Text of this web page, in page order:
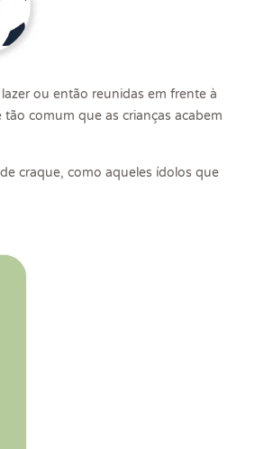
ou então reunidas em frente à
comum que as crianças acabem
craque, como aqueles ídolos que